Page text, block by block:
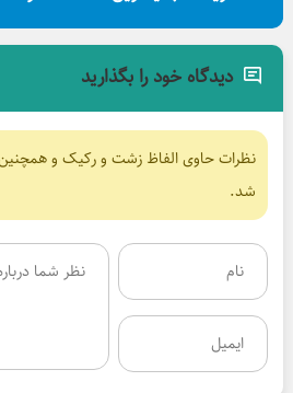
دیدگاه خود را بگذارید
نظرات حاوی الفاظ زشت و رکیک و
شد.